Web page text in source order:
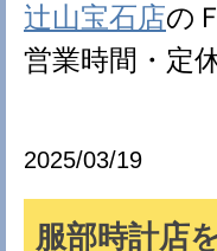
辻山宝石店の
営業時間・定
2025/03/19
服部時計店